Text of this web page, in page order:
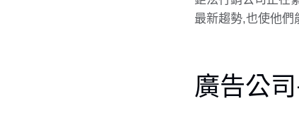
最新趨勢,也使他們
廣告公司